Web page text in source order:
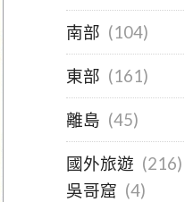
南部 (104)
東部 (161)
離島 (45)
國外旅遊 (216)
吳哥窟 (4)